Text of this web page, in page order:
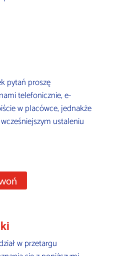
pytań proszę
telefonicznie, e-
w placówce, jednakże
ustaleniu
w przetargu